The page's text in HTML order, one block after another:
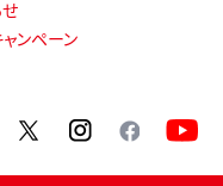
ンペーン
twitterinstagram